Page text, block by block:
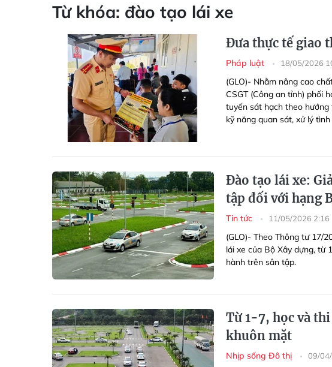
Từ khóa: đào tạo lái xe
Đưa thực tế giao
Pháp luật 18/05/2026
(GLO)- Nhằm nâng cao
CSGT (Công an tỉnh) phối
tuyến sát hạch theo
kỹ năng quan sát, xử lý
Đào tạo lái xe:
tập đối với hạng
Tin tức 11/05/2026 2:16
(GLO)- Theo Thông tư 17/
lái xe của Bộ Xây dựng, từ
hành trên sân tập.
Từ 1-7, học và
khuôn mặt
Nhịp sống Đô thị 09/